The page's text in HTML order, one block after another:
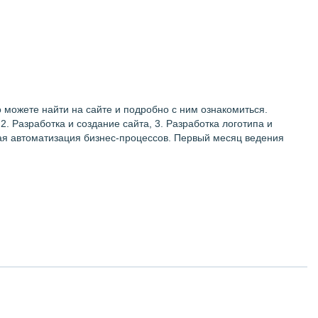
найти на сайте и подробно с ним ознакомиться.
и создание сайта, 3. Разработка логотипа и
автоматизация бизнес-процессов. Первый месяц ведения